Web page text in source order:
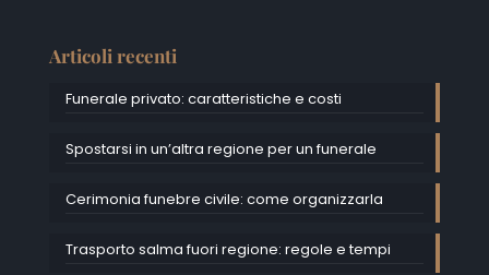
Articoli recenti
Funerale privato: caratteristiche e costi
Spostarsi in un’altra regione per un funerale
Cerimonia funebre civile: come organizzarla
Trasporto salma fuori regione: regole e tempi